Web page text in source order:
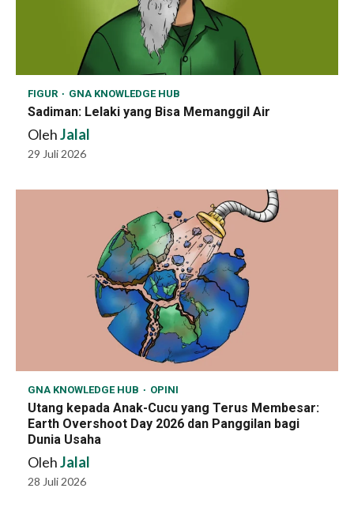
FIGUR GNA KNOWLEDGE HUB
Sadiman: Lelaki yang Bisa Memanggil Air
OlehJalal
29 Juli 2026
GNA KNOWLEDGE HUB OPINI
Utang kepada Anak-Cucu yang Terus Membesar:
Earth Overshoot Day 2026 dan Panggilan bagi
Dunia Usaha
OlehJalal
28 Juli 2026